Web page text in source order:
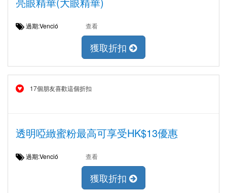
過期:Venció 查看
獲取折扣
17個朋友喜歡這個折扣
透明啞緻蜜粉最高可享受HK$13優惠
過期:Venció 查看
獲取折扣